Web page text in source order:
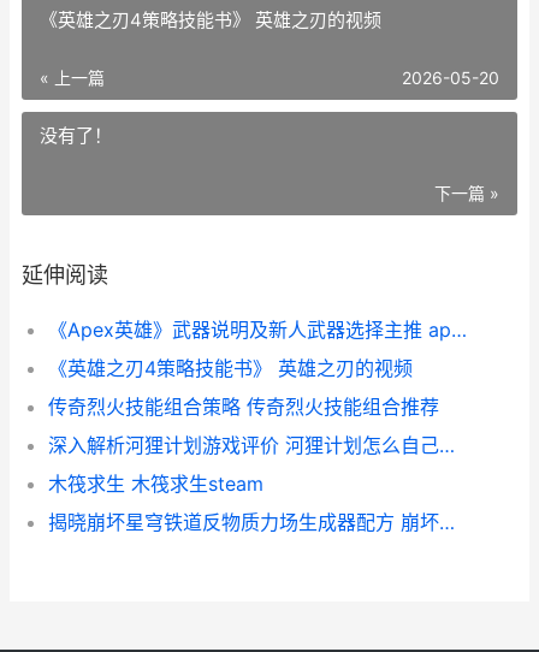
《英雄之刃4策略技能书》 英雄之刃的视频
« 上一篇 2026-05-20
没有了！
下一篇 »
延伸阅读
《Apex英雄》武器说明及新人武器选择主推 apex武器一览
《英雄之刃4策略技能书》 英雄之刃的视频
传奇烈火技能组合策略 传奇烈火技能组合推荐
深入解析河狸计划游戏评价 河狸计划怎么自己做游戏
木筏求生 木筏求生steam
揭晓崩坏星穹铁道反物质力场生成器配方 崩坏星穹铁道演示